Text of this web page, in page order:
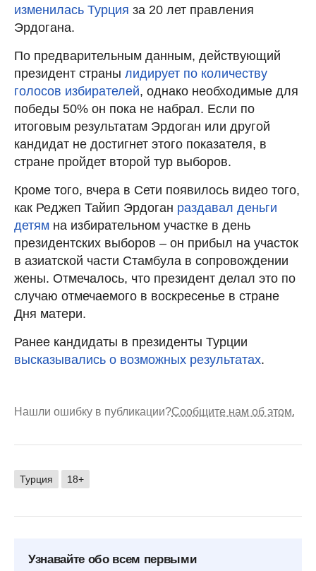
изменилась Турция за 20 лет правления
Эрдогана.
По предварительным данным, действующий
президент страны лидирует по количеству
голосов избирателей, однако необходимые для
победы 50% он пока не набрал. Если по
итоговым результатам Эрдоган или другой
кандидат не достигнет этого показателя, в
стране пройдет второй тур выборов.
Кроме того, вчера в Сети появилось видео того,
как Реджеп Тайип Эрдоган раздавал деньги
детям на избирательном участке в день
президентских выборов – он прибыл на участок
в азиатской части Стамбула в сопровождении
жены. Отмечалось, что президент делал это по
случаю отмечаемого в воскресенье в стране
Дня матери.
Ранее кандидаты в президенты Турции
высказывались о возможных результатах.
Нашли ошибку в публикации?Сообщите нам об этом.
Турция 18+
Узнавайте обо всем первыми